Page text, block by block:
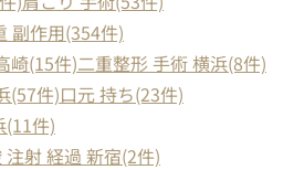
副作用(354件)
崎(15件)二重整形 手術 横浜(8件)
(57件)口元 持ち(23件)
(11件)
射 経過 新宿(2件)